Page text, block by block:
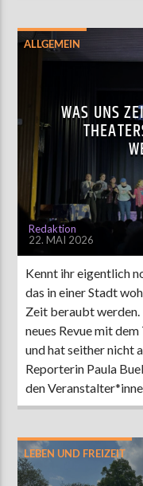
ALLGEMEIN
WAS UNS
Redaktion
22. MAI 2026
Kennt ihr eigentlich
das in einer Stadt
Zeit beraubt
neues Revue mit
und hat seither nicht
Reporterin Paula
den
LEBEN UND FREIZEIT